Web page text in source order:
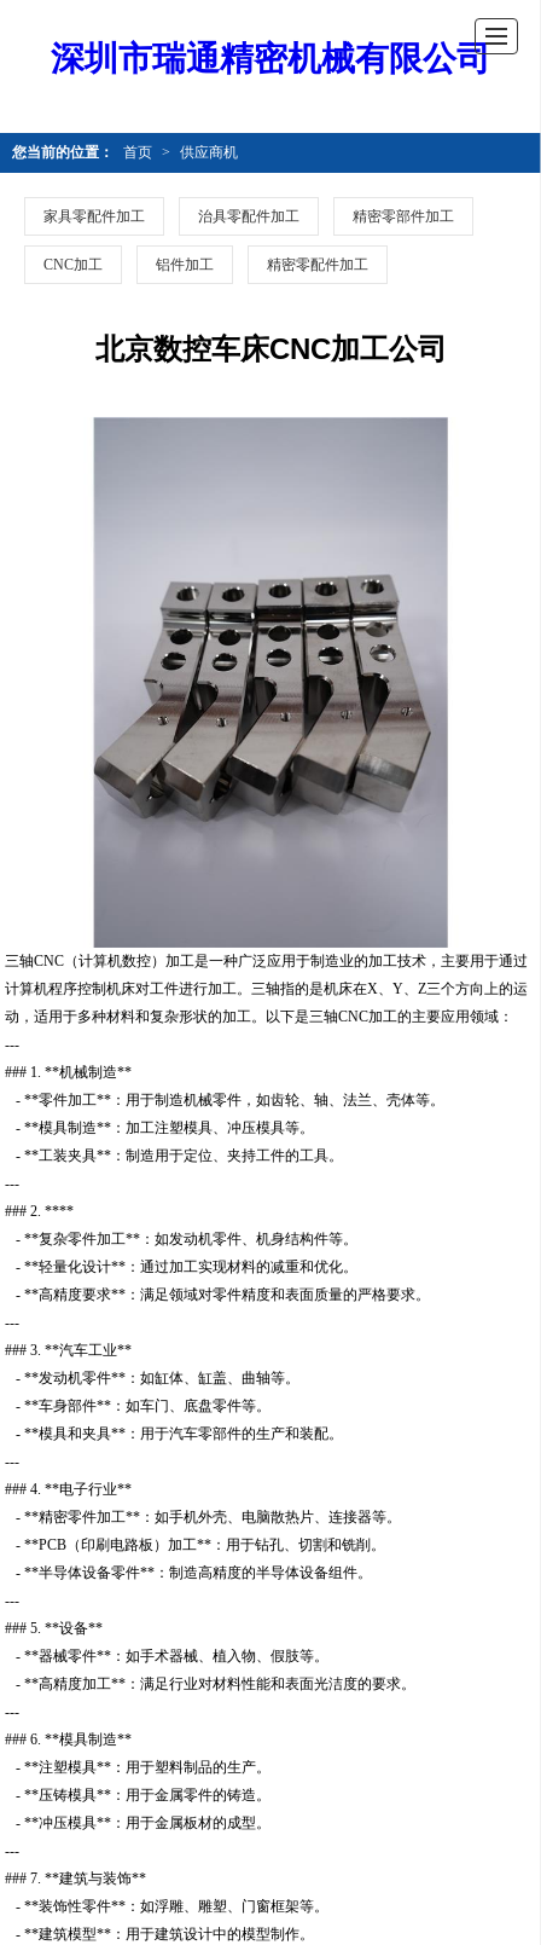
深圳市瑞通精密机械有限公司
您当前的位置： 首页 > 供应商机
家具零配件加工 治具零配件加工 精密零部件加工
CNC加工 铝件加工 精密零配件加工
北京数控车床CNC加工公司
三轴CNC（计算机数控）加工是一种广泛应用于制造业的加工技术，主要用于通过
计算机程序控制机床对工件进行加工。三轴指的是机床在X、Y、Z三个方向上的运
动，适用于多种材料和复杂形状的加工。以下是三轴CNC加工的主要应用领域：
---
### 1. **机械制造**
- **零件加工**：用于制造机械零件，如齿轮、轴、法兰、壳体等。
- **模具制造**：加工注塑模具、冲压模具等。
- **工装夹具**：制造用于定位、夹持工件的工具。
---
### 2. ****
- **复杂零件加工**：如发动机零件、机身结构件等。
- **轻量化设计**：通过加工实现材料的减重和优化。
- **高精度要求**：满足领域对零件精度和表面质量的严格要求。
---
### 3. **汽车工业**
- **发动机零件**：如缸体、缸盖、曲轴等。
- **车身部件**：如车门、底盘零件等。
- **模具和夹具**：用于汽车零部件的生产和装配。
---
### 4. **电子行业**
- **精密零件加工**：如手机外壳、电脑散热片、连接器等。
- **PCB（印刷电路板）加工**：用于钻孔、切割和铣削。
- **半导体设备零件**：制造高精度的半导体设备组件。
---
### 5. **设备**
- **器械零件**：如手术器械、植入物、假肢等。
- **高精度加工**：满足行业对材料性能和表面光洁度的要求。
---
### 6. **模具制造**
- **注塑模具**：用于塑料制品的生产。
- **压铸模具**：用于金属零件的铸造。
- **冲压模具**：用于金属板材的成型。
---
### 7. **建筑与装饰**
- **装饰性零件**：如浮雕、雕塑、门窗框架等。
- **建筑模型**：用于建筑设计中的模型制作。